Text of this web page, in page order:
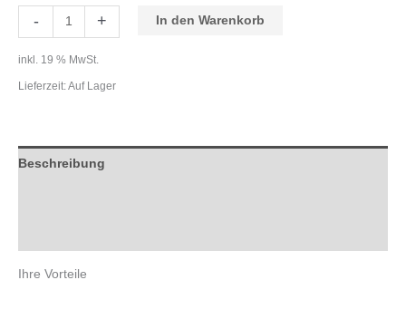
- + In den Warenkorb
inkl. 19 % MwSt.
Lieferzeit:Auf Lager
Beschreibung
Ihre Vorteile